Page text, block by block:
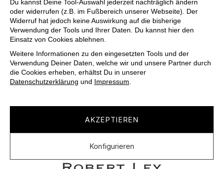
Du kannst Deine Tool-Auswahl jederzeit nachträglich ändern
oder widerrufen (z.B. im Fußbereich unserer Webseite). Der
Widerruf hat jedoch keine Auswirkung auf die bisherige
Verwendung der Tools und Ihrer Daten. Du kannst hier den
Einsatz von Cookies ablehnen.
Weitere Informationen zu den eingesetzten Tools und der
Verwendung Deiner Daten, welche wir und unsere Partner durch
die Cookies erheben, erhältst Du in unserer
Datenschutzerklärung und Impressum.
AKZEPTIEREN
Konfigurieren